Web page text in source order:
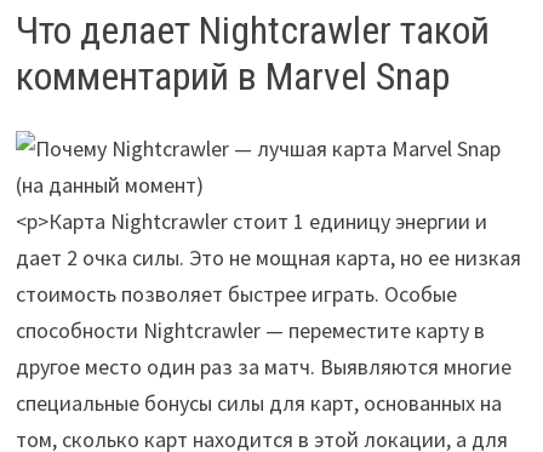
Что делает Nightcrawler такой
комментарий в Marvel Snap
<р>Карта Nightcrawler стоит 1 единицу энергии и
дает 2 очка силы. Это не мощная карта, но ее низкая
стоимость позволяет быстрее играть. Особые
способности Nightcrawler — переместите карту в
другое место один раз за матч. Выявляются многие
специальные бонусы силы для карт, основанных на
том, сколько карт находится в этой локации, а для